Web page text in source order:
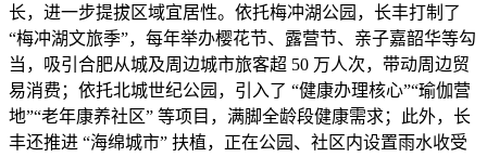
长，进一步提拔区域宜居性。依托梅冲湖公园，长丰打制了
“梅冲湖文旅季”，每年举办樱花节、露营节、亲子嘉韶华等勾
当，吸引合肥从城及周边城市旅客超 50 万人次，带动周边贸
易消费；依托北城世纪公园，引入了 “健康办理核心”“瑜伽营
地”“老年康养社区” 等项目，满脚全龄段健康需求；此外，长
丰还推进 “海绵城市” 扶植，正在公园、社区内设置雨水收受